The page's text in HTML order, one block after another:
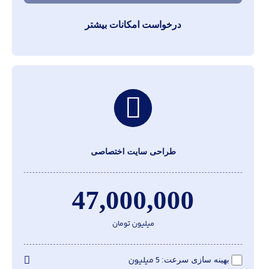
درخواست امکانات بیشتر
طراحی سایت اختصاصی
47,000,000
میلیون تومان
بهینه سازی سرعت 5 میلیون